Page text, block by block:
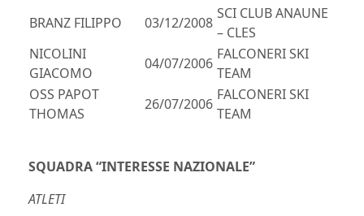
BRANZ FILIPPO
03/12/2008
SCI CLUB ANAUNE
– CLES
NICOLINI
GIACOMO
04/07/2006
FALCONERI SKI
TEAM
OSS PAPOT
THOMAS
26/07/2006
FALCONERI SKI
TEAM
SQUADRA “INTERESSE NAZIONALE”
ATLETI